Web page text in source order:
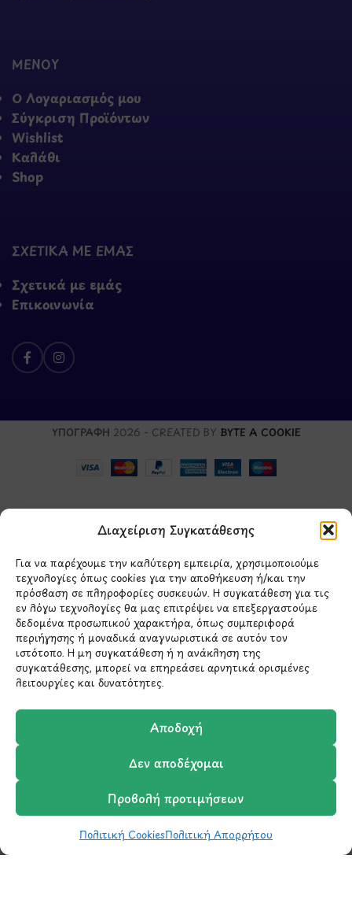
Διαχείριση Συγκατάθεσης
Για να παρέχουμε την καλύτερη εμπειρία, χρησιμοποιούμε
τεχνολογίες όπως cookies για την αποθήκευση ή/και την
πρόσβαση σε πληροφορίες συσκευών. Η συγκατάθεση για τις
εν λόγω τεχνολογίες θα μας επιτρέψει να επεξεργαστούμε
δεδομένα προσωπικού χαρακτήρα, όπως συμπεριφορά
περιήγησης ή μοναδικά αναγνωριστικά σε αυτόν τον
ιστότοπο. Η μη συγκατάθεση ή η ανάκληση της
συγκατάθεσης, μπορεί να επηρεάσει αρνητικά ορισμένες
λειτουργίες και δυνατότητες.
Αποδοχή
Δεν αποδέχομαι
Προβολή προτιμήσεων
Πολιτική CookiesΠολιτική Απορρήτου
ΜΕΝΟΥ
Ο Λογαριασμός μου
Σύγκριση Προϊόντων
Wishlist
Καλάθι
Shop
ΣΧΕΤΙΚΑ ΜΕ ΕΜΑΣ
Σχετικά με εμάς
Επικοινωνία
ΥΠΟΓΡΑΦΗ 2026 - CREATED BY BYTE A COOKIE
Μάθετε πρώτοι τα νέα
και τις προσφορές
μας.
Έχω διαβάσει και συμφωνώ με την
Πολιτική Απορρήτου
WishlistΚαλάθιΣύγκριση
Ο Λογαριασμός μου